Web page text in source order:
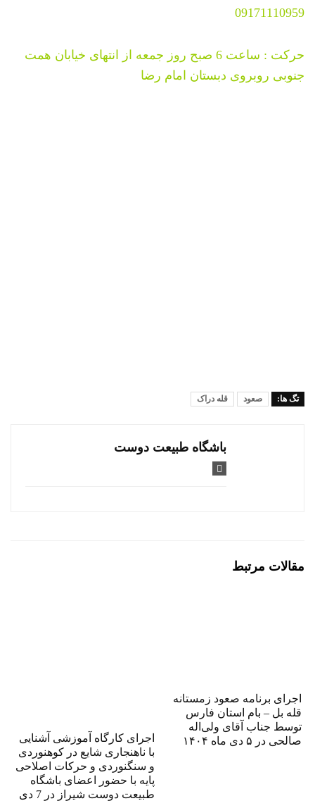
09171110959
حرکت : ساعت 6 صبح روز جمعه از انتهای خیابان همت
جنوبی روبروی دبستان امام رضا
تگ ها: صعود قله دراک
باشگاه طبیعت دوست
مقالات مرتبط
اجرای برنامه صعود زمستانه
قله بل – بام استان فارس
توسط جناب آقای ولی‌اله
صالحی در ۵ دی ماه ۱۴۰۴
اجرای کارگاه آموزشی آشنایی
با ناهنجاری شایع در کوهنوردی
و سنگنوردی و حرکات اصلاحی
پایه با حضور اعضای باشگاه
طبیعت دوست شیراز در 7 دی